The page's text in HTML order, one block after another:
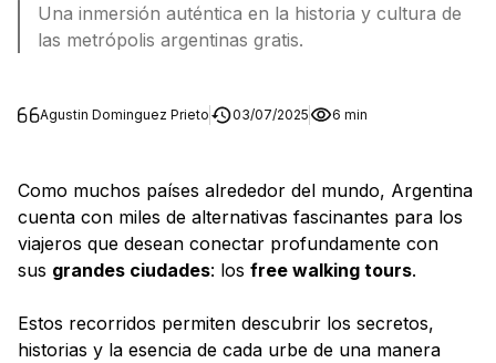
Una inmersión auténtica en la historia y cultura de
las metrópolis argentinas gratis.
Agustin Dominguez Prieto 03/07/2025 6 min
Como muchos países alrededor del mundo, Argentina
cuenta con miles de alternativas fascinantes para los
viajeros que desean conectar profundamente con
sus grandes ciudades: los free walking tours.
Estos recorridos permiten descubrir los secretos,
historias y la esencia de cada urbe de una manera